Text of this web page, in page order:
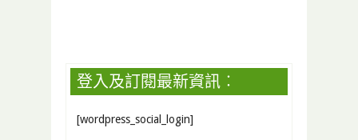
登入及訂閱最新資訊︰
[wordpress_social_login]